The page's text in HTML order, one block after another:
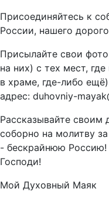
Присоединяйтесь к
России, нашего
Присылайте свои
на них) с тех мест,
в храме, где-либо
адрес: duhovniy-
Рассказывайте своим
соборно на молитву
- бескрайнюю Россию!
Господи!
Мой Духовный Маяк